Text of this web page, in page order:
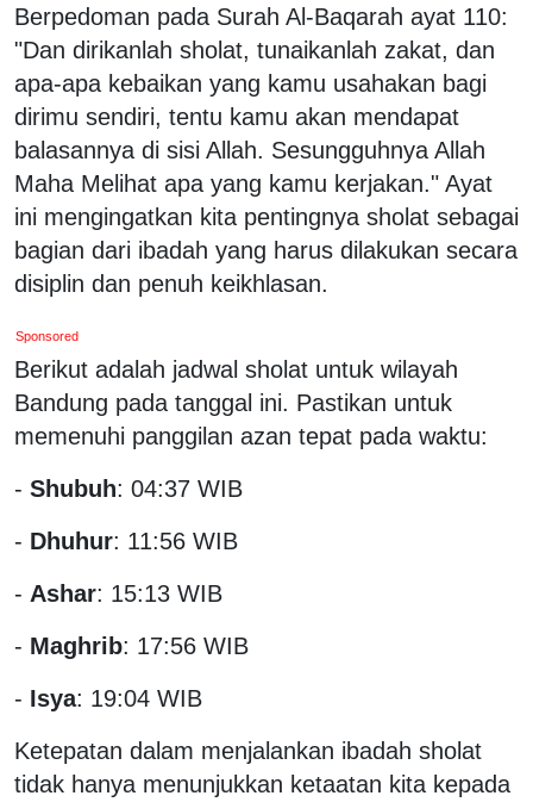
Berpedoman pada Surah Al-Baqarah ayat 110:
"Dan dirikanlah sholat, tunaikanlah zakat, dan
apa-apa kebaikan yang kamu usahakan bagi
dirimu sendiri, tentu kamu akan mendapat
balasannya di sisi Allah. Sesungguhnya Allah
Maha Melihat apa yang kamu kerjakan." Ayat
ini mengingatkan kita pentingnya sholat sebagai
bagian dari ibadah yang harus dilakukan secara
disiplin dan penuh keikhlasan.
Sponsored
Berikut adalah jadwal sholat untuk wilayah
Bandung pada tanggal ini. Pastikan untuk
memenuhi panggilan azan tepat pada waktu:
- Shubuh: 04:37 WIB
- Dhuhur: 11:56 WIB
- Ashar: 15:13 WIB
- Maghrib: 17:56 WIB
- Isya: 19:04 WIB
Ketepatan dalam menjalankan ibadah sholat
tidak hanya menunjukkan ketaatan kita kepada